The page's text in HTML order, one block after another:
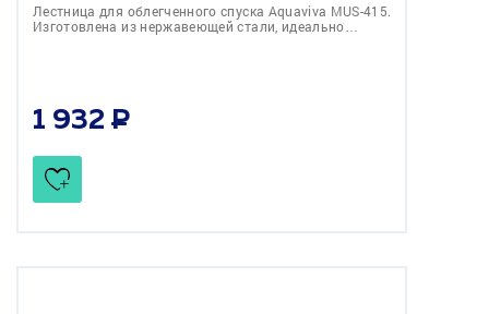
Лестница для облегченного спуска Aquaviva MUS-415.
Изготовлена из нержавеющей стали, идеально…
1 932